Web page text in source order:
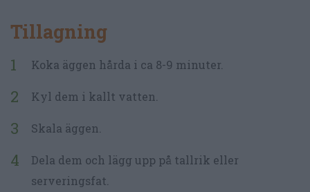
Tillagning
Koka äggen hårda i ca 8-9 minuter.
Kyl dem i kallt vatten.
Skala äggen.
Dela dem och lägg upp på tallrik eller
serveringsfat.